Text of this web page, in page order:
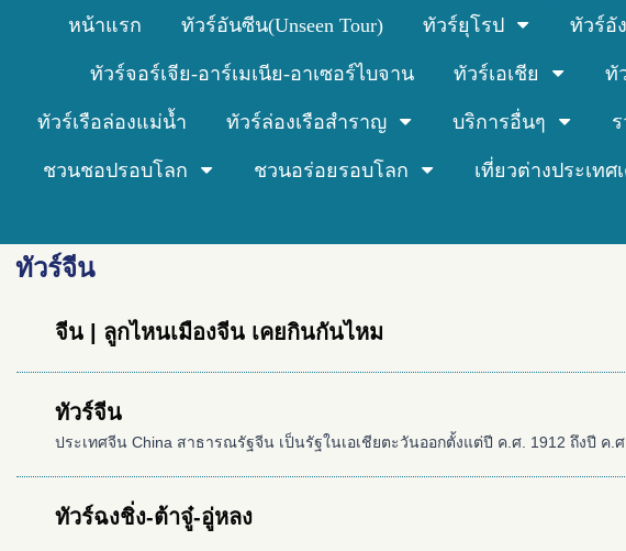
หน้าแรก ทัวร์อันซีน(Unseen Tour) ทัวร์ยุโรป ทัวร์อั
ทัวร์จอร์เจีย-อาร์เมเนีย-อาเซอร์ไบจาน ทัวร์เอเชีย ทั
ทัวร์เรือล่องแม่น้ำ ทัวร์ล่องเรือสำราญ บริการอื่นๆ
ชวนชอปรอบโลก ชวนอร่อยรอบโลก เที่ยวต่างประเท
ทัวร์จีน
จีน | ลูกไหนเมืองจีน เคยกินกันไหม
ทัวร์จีน
ประเทศจีน China สาธารณรัฐจีน เป็นรัฐในเอเชียตะวันออกตั้งแต่ปี ค.ศ. 1912 ถึงปี
ทัวร์ฉงชิ่ง-ต้าจู๋-อู่หลง